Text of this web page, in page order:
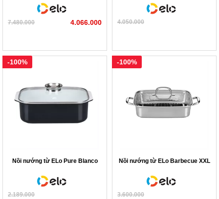
7.480.000 4.066.000 4.050.000
Nồi nướng từ ELo Pure Blanco
2.189.000
-100%
Nồi nướng từ ELo Barbecue XXL
3.600.000
-100%